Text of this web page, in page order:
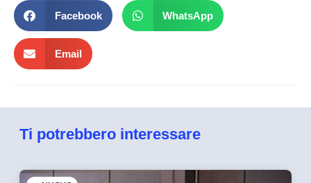
Facebook WhatsApp
Email
Ti potrebbero interessare